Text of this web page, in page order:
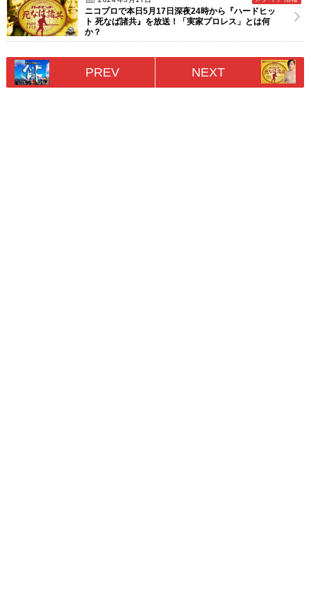
ニコプロで本日5月17日深夜24時から『ハードヒッ
ト 死なば諸共』を放送！「実家プロレス」とは何
か？
PREV NEXT